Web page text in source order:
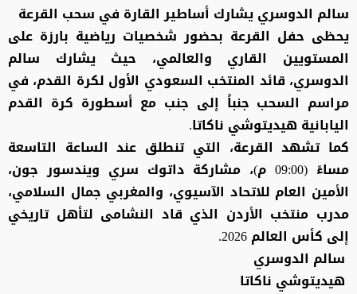
سالم الدوسري يشارك أساطير القارة في سحب القرعة
يحظى حفل القرعة بحضور شخصيات رياضية بارزة على
المستويين القاري والعالمي، حيث يشارك سالم
الدوسري، قائد المنتخب السعودي الأول لكرة القدم، في
مراسم السحب جنباً إلى جنب مع أسطورة كرة القدم
اليابانية هيديتوشي ناكاتا.
كما تشهد القرعة، التي تنطلق عند الساعة التاسعة
مساءً (09:00 م)، مشاركة داتوك سري ويندسور جون،
الأمين العام للاتحاد الآسيوي، والمغربي جمال السلامي،
مدرب منتخب الأردن الذي قاد النشامى لتأهل تاريخي
إلى كأس العالم 2026.
سالم الدوسري
هيديتوشي ناكاتا